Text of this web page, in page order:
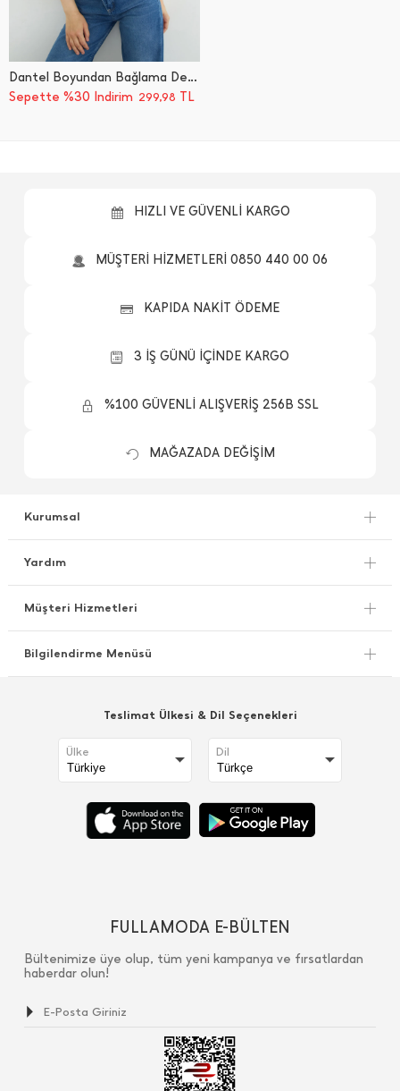
Dantel Boyundan Bağlama Detaylı Slim Fit Bluz
Sepette %30 İndirim 299,98 TL
HIZLI VE GÜVENLİ KARGO
MÜŞTERİ HİZMETLERİ 0850 440 00 06
KAPIDA NAKİT ÖDEME
3 İŞ GÜNÜ İÇİNDE KARGO
%100 GÜVENLİ ALIŞVERİŞ 256B SSL
MAĞAZADA DEĞİŞİM
Kurumsal
Yardım
Müşteri Hizmetleri
Bilgilendirme Menüsü
Teslimat Ülkesi & Dil Seçenekleri
Ülke Dil
FULLAMODA E-BÜLTEN
Bültenimize üye olup, tüm yeni kampanya ve fırsatlardan
haberdar olun!